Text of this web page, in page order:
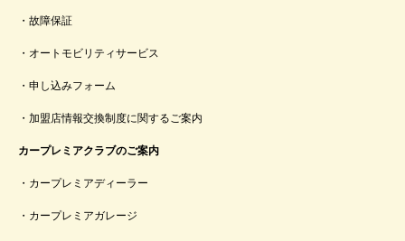
故障保証
オートモビリティサービス
申し込みフォーム
加盟店情報交換制度に関するご案内
カープレミアクラブのご案内
カープレミアディーラー
カープレミアガレージ